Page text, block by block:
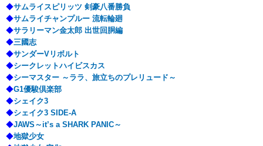
◆サムライスピリッツ 剣豪八番勝負
◆サムライチャンプルー 流転輪廻
◆サラリーマン金太郎 出世回胴編
◆三國志
◆サンダーVリボルト
◆シークレットハイビスカス
◆シーマスター ～ララ、旅立ちのプレリュード～
◆G1優駿倶楽部
◆シェイク3
◆シェイク3 SIDE-A
◆JAWS～it’s a SHARK PANIC～
◆地獄少女